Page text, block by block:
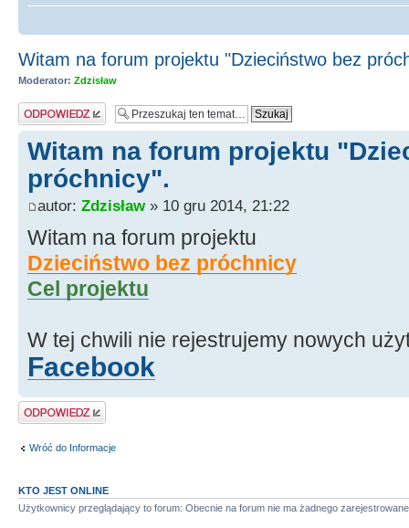
Witam na forum projektu "Dzieciństwo bez
Moderator: Zdzisław
Odpowiedz
Witam na forum projektu
próchnicy".
autor: Zdzisław» 10 gru 2014, 21:22
Witam na forum projektu
Dzieciństwo bez próchnicy
Cel projektu
W tej chwili nie rejestrujemy nowych
Facebook
Odpowiedz
Wróć do Informacje
KTO JEST ONLINE
Użytkownicy przeglądający to forum: Obecnie na forum nie ma żadnego